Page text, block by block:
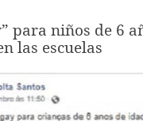
para niños de 6
las escuelas